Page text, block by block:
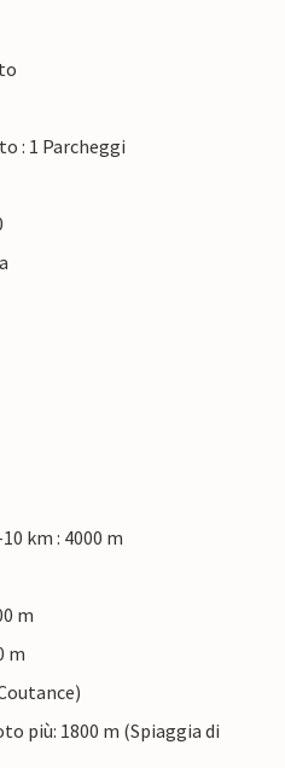
: 1 Parcheggi
km : 4000 m
m
m
più: 1800 m (Spiaggia di